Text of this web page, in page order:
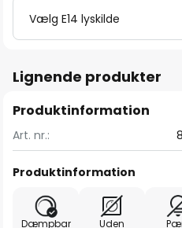
Vælg E14 lyskilde
Lignende produkter
Produktinformation
Art. nr.:
Produktinformation
Dæmpbar
Uden